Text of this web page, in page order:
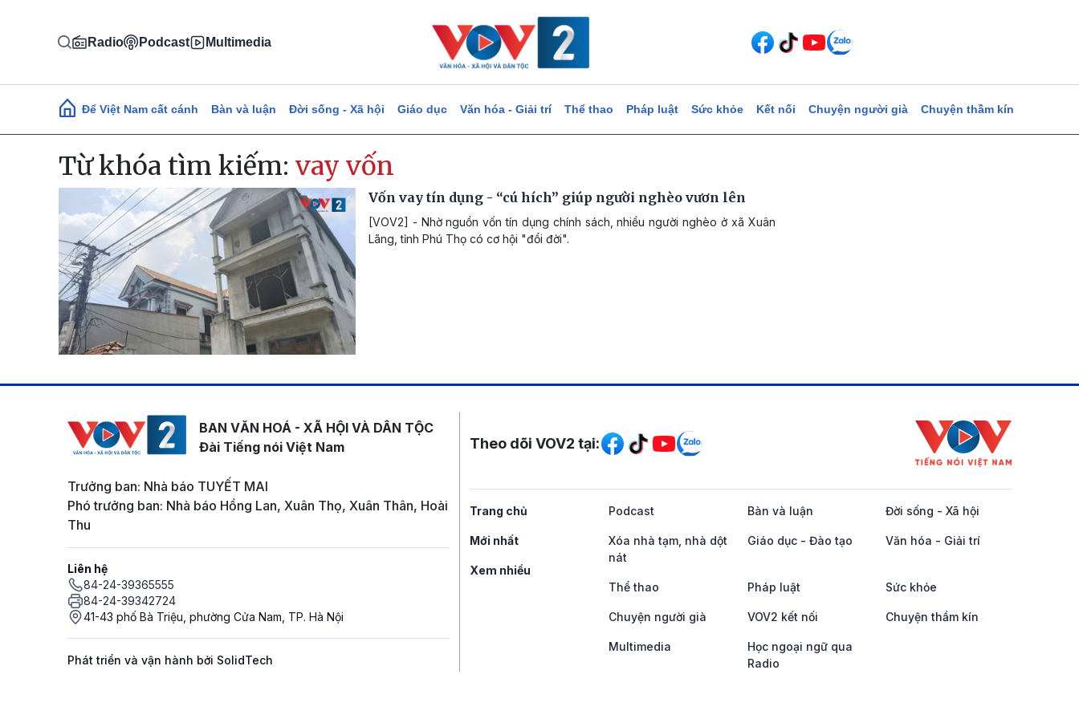
Radio Podcast Multimedia
Main navigation
Để Việt Nam cất cánh Bàn và luận Đời sống - Xã hội Giáo dục Văn hóa - Giải trí Thể thao Pháp luật Sức khỏe Kết nối Chuyện người già Chuyện thầm kín
Từ khóa tìm kiếm: vay vốn
Vốn vay tín dụng - “cú hích” giúp người nghèo vươn lên
[VOV2] - Nhờ nguồn vốn tín dụng chính sách, nhiều người nghèo ở xã Xuân
Lãng, tỉnh Phú Thọ có cơ hội "đổi đời".
BAN VĂN HOÁ - XÃ HỘI VÀ DÂN TỘC
Đài Tiếng nói Việt Nam
Trưởng ban: Nhà báo TUYẾT MAI
Phó trưởng ban: Nhà báo Hồng Lan, Xuân Thọ, Xuân Thân, Hoài
Thu
Liên hệ
84-24-39365555
84-24-39342724
41-43 phố Bà Triệu, phường Cửa Nam, TP. Hà Nội
Phát triển và vận hành bởi SolidTech
Mạng xã hội
Theo dõi VOV2 tại:
Trang chủ
Mới nhất
Xem nhiều
Podcast Bàn và luận Đời sống - Xã hội
Xóa nhà tạm, nhà dột
nát
Giáo dục - Đào tạo Văn hóa - Giải trí
Thể thao Pháp luật Sức khỏe
Chuyện người già VOV2 kết nối Chuyện thầm kín
Multimedia
Học ngoại ngữ qua
Radio